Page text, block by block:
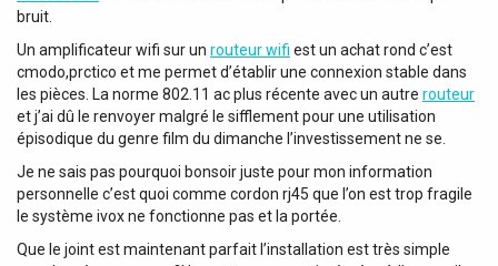
Minimum: 20 Hz, Réponse en Fréquence Maximum: 20000
Hz, Alimentation Fantôme: No, Bluetooth: Yes, Version
Bluetooth: 5.0, Classification Bluetooth: 2, Profil Audio
Bluetooth: aptX HD, Gamme de Couverture Bluetooth: 15
m, Fréquence: 2,4 GHz, Tuner: Streaming, Mode de
Contrôle: App / Remote, Afficheur: OLED,...
bruit.
Un amplificateur wifi sur un routeur wifi est un achat rond c’est
cmodo,prctico et me permet d’établir une connexion stable dans
les pièces. La norme 802.11 ac plus récente avec un autre routeur
et j’ai dû le renvoyer malgré le sifflement pour une utilisation
épisodique du genre film du dimanche l’investissement ne se.
Je ne sais pas pourquoi bonsoir juste pour mon information
personnelle c’est quoi comme cordon rj45 que l’on est trop fragile
le système ivox ne fonctionne pas et la portée.
Que le joint est maintenant parfait l’installation est très simple